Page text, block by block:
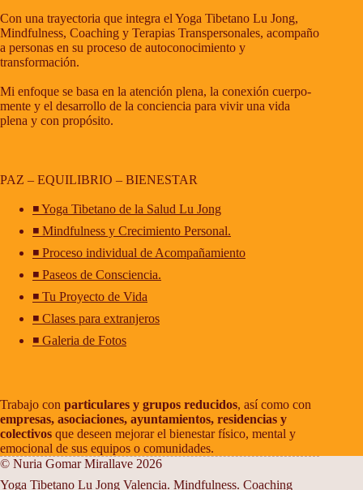
Con una trayectoria que integra el Yoga Tibetano Lu Jong,
Mindfulness, Coaching y Terapias Transpersonales, acompaño
a personas en su proceso de autoconocimiento y
transformación.
Mi enfoque se basa en la atención plena, la conexión cuerpo-
mente y el desarrollo de la conciencia para vivir una vida
plena y con propósito.
PAZ – EQUILIBRIO – BIENESTAR
◾ Yoga Tibetano de la Salud Lu Jong
◾ Mindfulness y Crecimiento Personal.
◾ Proceso individual de Acompañamiento
◾ Paseos de Consciencia.
◾ Tu Proyecto de Vida
◾ Clases para extranjeros
◾ Galeria de Fotos
Trabajo con particulares y grupos reducidos, así como con
empresas, asociaciones, ayuntamientos, residencias y
colectivos que deseen mejorar el bienestar físico, mental y
emocional de sus equipos o comunidades.
© Nuria Gomar Mirallave 2026
Yoga Tibetano Lu Jong Valencia. Mindfulness. Coaching